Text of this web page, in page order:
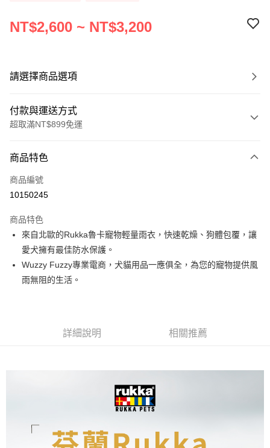
NT$2,600 ~ NT$3,200
請選擇商品選項
付款與運送方式
超取滿NT$899免運
信用卡一次付款
超商取貨付款
Apple Pay
街口支付
悠遊付
每筆NT$60，滿NT$899(含以上)免運費
每筆NT$100，滿NT$899(含以上)免運費
商品特色
商品編號
10150245
商品特色
來自北歐的Rukka魯卡寵物輕量雨衣，快速乾燥、狗體包覆，讓
愛犬擁有最佳防水保護。
Wuzzy Fuzzy專業電商，犬貓用品一應俱全，為您的寵物提供風
雨無阻的生活。
詳細說明 相關推薦